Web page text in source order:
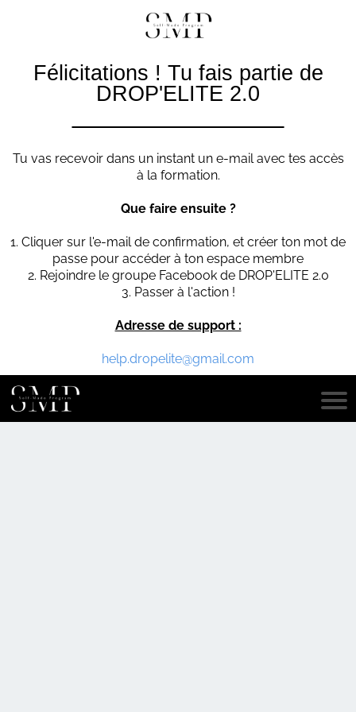
Félicitations ! Tu fais partie de
DROP'ELITE 2.0
Tu vas recevoir dans un instant un e-mail avec tes accès
à la formation.
Que faire ensuite ?
1. Cliquer sur l'e-mail de confirmation, et créer ton mot de
passe pour accéder à ton espace membre
2. Rejoindre le groupe Facebook de DROP'ELITE 2.0
3. Passer à l'action !
Adresse de support :
help.dropelite@gmail.com